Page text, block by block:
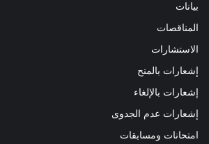
بيانات
المناقصات
الاستشارات
إشعارات بالمنح
إشعارات بالإلغاء
إشعارات عدم الجدوى
امتحانات ومسابقات